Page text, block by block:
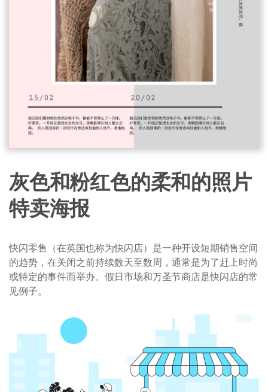
灰色和粉红色的柔和的照片
特卖海报
快闪零售（在英国也称为快闪店）是一种开设短期销售空间
的趋势，在关闭之前持续数天至数周，通常是为了赶上时尚
或特定的事件而举办。假日市场和万圣节商店是快闪店的常
见例子。